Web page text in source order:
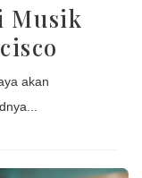
Musik
akan